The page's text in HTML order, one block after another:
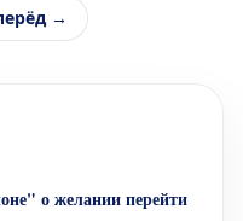
→
о желании перейти